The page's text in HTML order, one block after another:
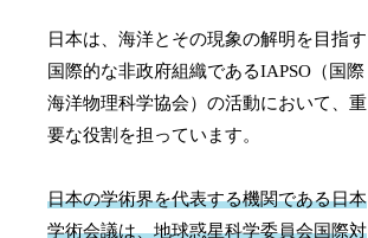
日本は、海洋とその現象の解明を目指す
国際的な非政府組織であるIAPSO（国際
海洋物理科学協会）の活動において、重
要な役割を担っています。
日本の学術界を代表する機関である日本
学術会議は、地球惑星科学委員会国際対